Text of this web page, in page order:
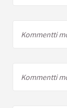
Kommentti
Kommentti